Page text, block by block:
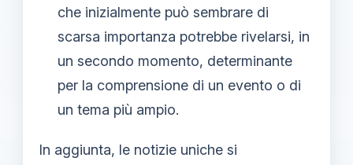
che inizialmente può sembrare di
scarsa importanza potrebbe rivelarsi, in
un secondo momento, determinante
per la comprensione di un evento o di
un tema più ampio.
In aggiunta, le notizie uniche si